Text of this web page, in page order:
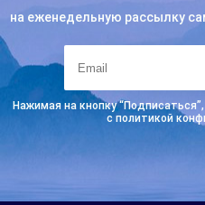
на еженедельную рассылку
Нажимая на кнопку
с политикой